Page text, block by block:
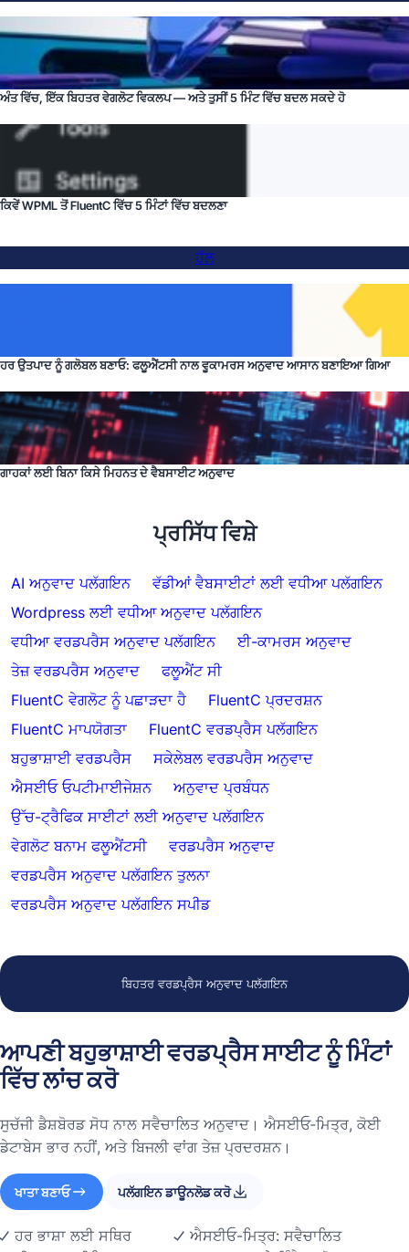
ਅੰਤ ਵਿੱਚ, ਇੱਕ ਬਿਹਤਰ ਵੇਗਲੋਟ ਵਿਕਲਪ — ਅਤੇ ਤੁਸੀਂ 5 ਮਿੰਟ ਵਿੱਚ ਬਦਲ ਸਕਦੇ ਹੋ
ਕਿਵੇਂ WPML ਤੋਂ FluentC ਵਿੱਚ 5 ਮਿੰਟਾਂ ਵਿੱਚ ਬਦਲਣਾ
ਹੱਲ
ਹਰ ਉਤਪਾਦ ਨੂੰ ਗਲੋਬਲ ਬਣਾਓ: ਫਲੂਐਂਟਸੀ ਨਾਲ ਵੂਕਾਮਰਸ ਅਨੁਵਾਦ ਆਸਾਨ ਬਣਾਇਆ ਗਿਆ
ਗਾਹਕਾਂ ਲਈ ਬਿਨਾ ਕਿਸੇ ਮਿਹਨਤ ਦੇ ਵੈਬਸਾਈਟ ਅਨੁਵਾਦ
ਪ੍ਰਸਿੱਧ ਵਿਸ਼ੇ
AI ਅਨੁਵਾਦ ਪਲੱਗਇਨ
ਵੱਡੀਆਂ ਵੈਬਸਾਈਟਾਂ ਲਈ ਵਧੀਆ ਪਲੱਗਇਨ
Wordpress ਲਈ ਵਧੀਆ ਅਨੁਵਾਦ ਪਲੱਗਇਨ
ਵਧੀਆ ਵਰਡਪਰੈਸ ਅਨੁਵਾਦ ਪਲੱਗਇਨ
ਈ-ਕਾਮਰਸ ਅਨੁਵਾਦ
ਤੇਜ਼ ਵਰਡਪਰੈਸ ਅਨੁਵਾਦ
ਫਲੂਐਂਟ ਸੀ
FluentC ਵੇਗਲੋਟ ਨੂੰ ਪਛਾੜਦਾ ਹੈ
FluentC ਪ੍ਰਦਰਸ਼ਨ
FluentC ਮਾਪਯੋਗਤਾ
FluentC ਵਰਡਪ੍ਰੈਸ ਪਲੱਗਇਨ
ਬਹੁਭਾਸ਼ਾਈ ਵਰਡਪਰੈਸ
ਸਕੇਲੇਬਲ ਵਰਡਪਰੈਸ ਅਨੁਵਾਦ
ਐਸਈਓ ਓਪਟੀਮਾਈਜੇਸ਼ਨ
ਅਨੁਵਾਦ ਪ੍ਰਬੰਧਨ
ਉੱਚ-ਟ੍ਰੈਫਿਕ ਸਾਈਟਾਂ ਲਈ ਅਨੁਵਾਦ ਪਲੱਗਇਨ
ਵੇਗਲੋਟ ਬਨਾਮ ਫਲੂਐਂਟਸੀ
ਵਰਡਪਰੈਸ ਅਨੁਵਾਦ
ਵਰਡਪਰੈਸ ਅਨੁਵਾਦ ਪਲੱਗਇਨ ਤੁਲਨਾ
ਵਰਡਪਰੈਸ ਅਨੁਵਾਦ ਪਲੱਗਇਨ ਸਪੀਡ
ਬਿਹਤਰ ਵਰਡਪ੍ਰੈਸ ਅਨੁਵਾਦ ਪਲੱਗਇਨ
ਆਪਣੀ ਬਹੁਭਾਸ਼ਾਈ ਵਰਡਪ੍ਰੈਸ ਸਾਈਟ ਨੂੰ ਮਿੰਟਾਂ
ਵਿੱਚ ਲਾਂਚ ਕਰੋ
ਸੁਚੱਜੀ ਡੈਸ਼ਬੋਰਡ ਸੋਧ ਨਾਲ ਸਵੈਚਾਲਿਤ ਅਨੁਵਾਦ। ਐਸਈਓ‑ਮਿਤ੍ਰ, ਕੋਈ
ਡੇਟਾਬੇਸ ਭਾਰ ਨਹੀਂ, ਅਤੇ ਬਿਜਲੀ ਵਾਂਗ ਤੇਜ਼ ਪ੍ਰਦਰਸ਼ਨ।
ਖਾਤਾ ਬਣਾਓ ਪਲੱਗਇਨ ਡਾਊਨਲੋਡ ਕਰੋ
ਹਰ ਭਾਸ਼ਾ ਲਈ ਸਥਿਰ
ਐਸਈਓ-ਮਿਤ੍ਰ: ਸਵੈਚਾਲਿਤ